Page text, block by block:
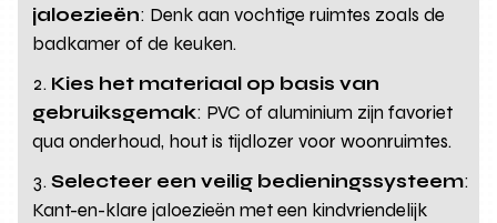
jaloezieën: Denk aan vochtige ruimtes zoals de
badkamer of de keuken.
Kies het materiaal op basis van
gebruiksgemak: PVC of aluminium zijn favoriet
qua onderhoud, hout is tijdlozer voor woonruimtes.
Selecteer een veilig bedieningssysteem:
Kant-en-klare jaloezieën met een kindvriendelijk